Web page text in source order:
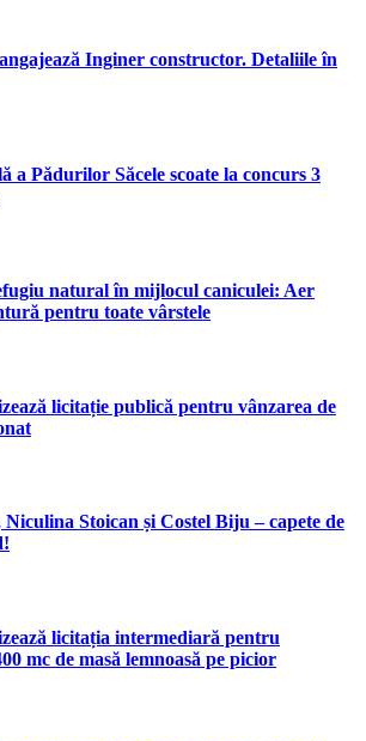
Inginer constructor. Detaliile în
a Pădurilor Săcele scoate la concurs 3
natural în mijlocul caniculei: Aer
pentru toate vârstele
licitație publică pentru vânzarea de
Stoican și Costel Biju – capete de
licitația intermediară pentru
mc de masă lemnoasă pe picior